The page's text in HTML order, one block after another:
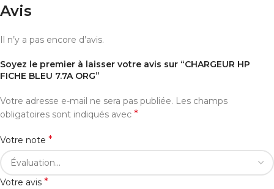
Avis
Il n’y a pas encore d’avis.
Soyez le premier à laisser votre avis sur “CHARGEUR HP
FICHE BLEU 7.7A ORG”
Votre adresse e-mail ne sera pas publiée. Les champs
obligatoires sont indiqués avec *
Votre note *
Votre avis *